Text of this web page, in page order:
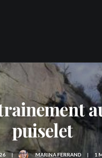
puiselet
| MARINA FERRAND | 1